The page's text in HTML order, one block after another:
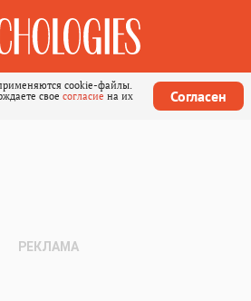
cookie-файлы.
свое согласие на их
Согласен